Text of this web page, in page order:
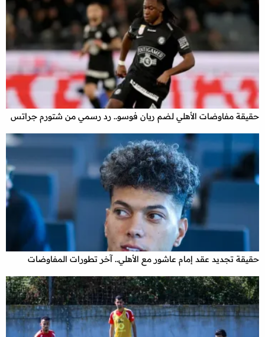
حقيقة مفاوضات الأهلي لضم ريان فوسو.. رد رسمي من شتورم جراتس
حقيقة تجديد عقد إمام عاشور مع الأهلي.. آخر تطورات المفاوضات